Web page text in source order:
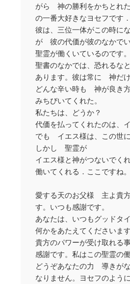
がら 神の勝利をかちとれ
の一番大好きなヨセフです．
彼は、三位一体がこの時に
が 彼の代価が彼のなかで
聖霊が働くいているのです。
聖書のなかでは、恐れるなと
あります。彼は常に 神だ
どんな辛い時も 神が良き
みちびいてくれた。
私たちは、どうか？
代価を払ってくれたのは、
でも イエス様は、この世に
しかし 聖霊が
イエス様と神がつないでく
働いてくれる．ここですね。
愛する天のお父様 主よ貴
す。いつも感謝です。
あなたは、いつもグッドタ
何かをあたえてくださいます
貴方のパワーが受け取れる
感謝です。私はこの聖霊の
どうぞあなたの力 導きが
なりません。ヨセフのように